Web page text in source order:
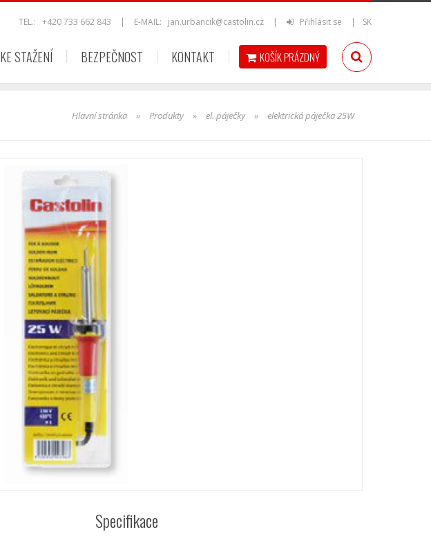
TEL.:+420 733 662 843 | E-MAIL: jan.urbancik@castolin.cz | Přihlásit se | SK
KE STAŽENÍ BEZPEČNOST KONTAKT KOŠÍKPRÁZDNÝ
Hlavní stránka » Produkty » el. páječky » elektrická páječka 25W
Specifikace